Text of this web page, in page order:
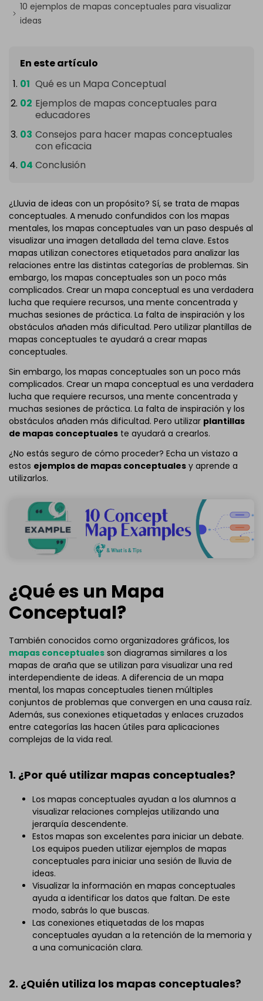
10 ejemplos de mapas conceptuales para visualizar
ideas
En este artículo
Qué es un Mapa Conceptual
Ejemplos de mapas conceptuales para
educadores
Consejos para hacer mapas conceptuales
con eficacia
Conclusión
¿Lluvia de ideas con un propósito? Sí, se trata de mapas
conceptuales. A menudo confundidos con los mapas
mentales, los mapas conceptuales van un paso después al
visualizar una imagen detallada del tema clave. Estos
mapas utilizan conectores etiquetados para analizar las
relaciones entre las distintas categorías de problemas. Sin
embargo, los mapas conceptuales son un poco más
complicados. Crear un mapa conceptual es una verdadera
lucha que requiere recursos, una mente concentrada y
muchas sesiones de práctica. La falta de inspiración y los
obstáculos añaden más dificultad. Pero utilizar plantillas de
mapas conceptuales te ayudará a crear mapas
conceptuales.
Sin embargo, los mapas conceptuales son un poco más
complicados. Crear un mapa conceptual es una verdadera
lucha que requiere recursos, una mente concentrada y
muchas sesiones de práctica. La falta de inspiración y los
obstáculos añaden más dificultad. Pero utilizar plantillas
de mapas conceptuales te ayudará a crearlos.
¿No estás seguro de cómo proceder? Echa un vistazo a
estos ejemplos de mapas conceptuales y aprende a
utilizarlos.
¿Qué es un Mapa
Conceptual?
También conocidos como organizadores gráficos, los
mapas conceptuales son diagramas similares a los
mapas de araña que se utilizan para visualizar una red
interdependiente de ideas. A diferencia de un mapa
mental, los mapas conceptuales tienen múltiples
conjuntos de problemas que convergen en una causa raíz.
Además, sus conexiones etiquetadas y enlaces cruzados
entre categorías las hacen útiles para aplicaciones
complejas de la vida real.
1. ¿Por qué utilizar mapas conceptuales?
Los mapas conceptuales ayudan a los alumnos a
visualizar relaciones complejas utilizando una
jerarquía descendente.
Estos mapas son excelentes para iniciar un debate.
Los equipos pueden utilizar ejemplos de mapas
conceptuales para iniciar una sesión de lluvia de
ideas.
Visualizar la información en mapas conceptuales
ayuda a identificar los datos que faltan. De este
modo, sabrás lo que buscas.
Las conexiones etiquetadas de los mapas
conceptuales ayudan a la retención de la memoria y
a una comunicación clara.
2. ¿Quién utiliza los mapas conceptuales?